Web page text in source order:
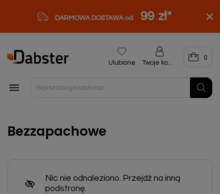
DARMOWA DOSTAWA od 99 zł*

Ulubione Twoje konto
0
Bezzapachowe
Nic nie odnaleziono. Przejdź na inną
podstronę.